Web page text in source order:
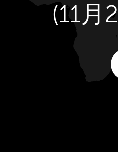
(11月